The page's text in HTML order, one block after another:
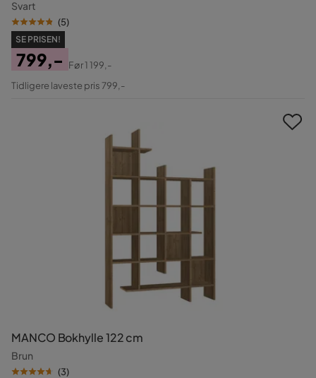
Svart
(5)
SE PRISEN!
Pris
799,-
Original
Før1 199,-
Tidligere laveste pris 799,-
MANCO Bokhylle 122 cm
Brun
(3)